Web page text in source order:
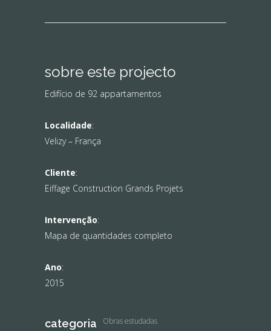
sobre este projecto
Edifício de 92 appartamentos
Localidade:
Velizy – França
Cliente:
Eiffage Construction Grands Projets
Intervenção:
Mapa de quantidades completo
Ano:
2015
categoria Obras estudadas